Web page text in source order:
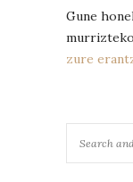
Gune
zure